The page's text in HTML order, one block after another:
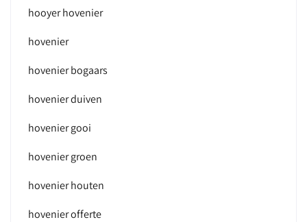
hooyer hovenier
hovenier
hovenier bogaars
hovenier duiven
hovenier gooi
hovenier groen
hovenier houten
hovenier offerte